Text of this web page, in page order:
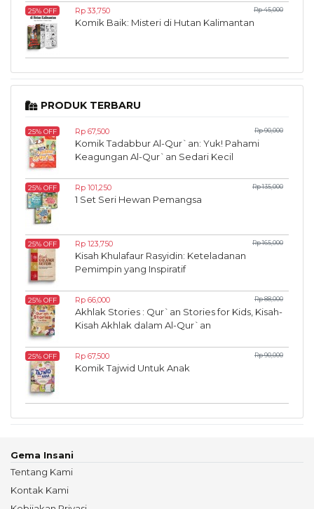
25% OFF Rp 33,750 Rp 45,000
Komik Baik: Misteri di Hutan Kalimantan
PRODUK TERBARU
25% OFF Rp 67,500 Rp 90,000
Komik Tadabbur Al-Qur`an: Yuk! Pahami
Keagungan Al-Qur`an Sedari Kecil
25% OFF Rp 101,250 Rp 135,000
1 Set Seri Hewan Pemangsa
25% OFF Rp 123,750 Rp 165,000
Kisah Khulafaur Rasyidin: Keteladanan
Pemimpin yang Inspiratif
25% OFF Rp 66,000 Rp 88,000
Akhlak Stories : Qur`an Stories for Kids, Kisah-
Kisah Akhlak dalam Al-Qur`an
25% OFF Rp 67,500 Rp 90,000
Komik Tajwid Untuk Anak
Gema Insani
Tentang Kami
Kontak Kami